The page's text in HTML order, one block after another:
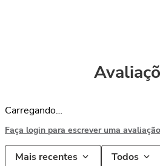
Carregando…
Faça login para escrever uma
Mais recentes Todos